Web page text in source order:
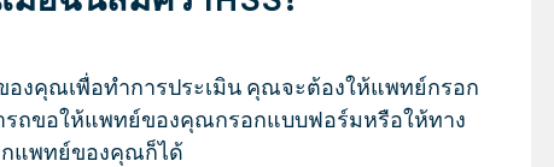
องคุณเพื่อทำการประเมิน คุณจะต้องให้แพทย์กรอก
ถขอให้แพทย์ของคุณกรอกแบบฟอร์มหรือให้ทาง
แพทย์ของคุณก็ได้